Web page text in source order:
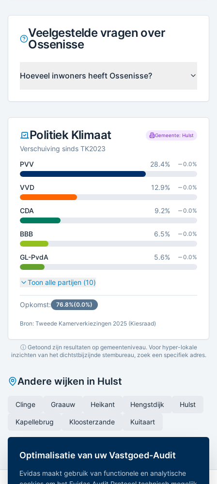
Veelgestelde vragen over
Ossenisse
Hoeveel inwoners heeft Ossenisse?
Politiek Klimaat Gemeente: Hulst
Verschuiving sinds TK2023
PVV
28.4% 0.0%
VVD 12.9% 0.0%
CDA 9.2% 0.0%
BBB 6.5% 0.0%
GL-PvdA 5.6% 0.0%
Toon alle partijen (10)
Opkomst: 76.8%(0.0%)
Bron: Tweede Kamerverkiezingen 2025 (Kiesraad)
ⓘ Getoond zijn resultaten op gemeenteniveau. Voor hyper-lokale
inzichten van het dichtstbijzijnde stembureau, zoek een specifiek adres.
Andere wijken in Hulst
Clinge Graauw Heikant Hengstdijk Hulst
Kapellebrug Kloosterzande Kuitaart
Optimalisatie van uw Vastgoed-Audit
Evidas maakt gebruik van functionele en analytische